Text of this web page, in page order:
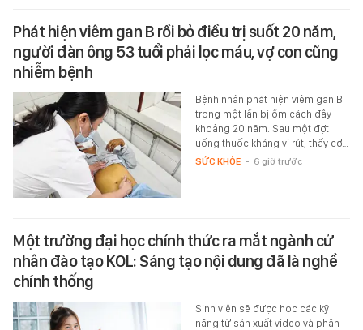
Phát hiện viêm gan B rồi bỏ điều trị suốt 20 năm,
người đàn ông 53 tuổi phải lọc máu, vợ con cũng
nhiễm bệnh
Bệnh nhân phát hiện viêm gan B
trong một lần bị ốm cách đây
khoảng 20 năm. Sau một đợt
uống thuốc kháng vi rút, thấy cơ…
SỨC KHỎE - 6 giờ trước
Một trường đại học chính thức ra mắt ngành cử
nhân đào tạo KOL: Sáng tạo nội dung đã là nghề
chính thống
Sinh viên sẽ được học các kỹ
năng từ sản xuất video và phân